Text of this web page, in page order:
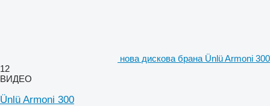
нова дискова брана Ünlü Armoni 300
12
ВИДЕО
Ünlü Armoni 300